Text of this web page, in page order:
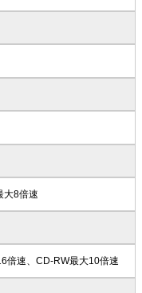
大8倍速
倍速、CD-RW最大10倍速